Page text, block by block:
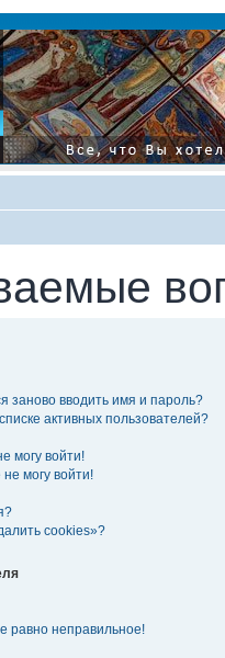
заново вводить имя и пароль?
активных пользователей?
могу войти!
могу войти!
cookies»?
равно неправильное!